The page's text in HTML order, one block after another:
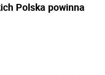
Polska powinna